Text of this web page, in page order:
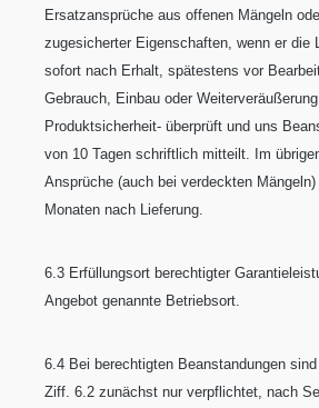
Ersatzansprüche aus offenen Mängeln
zugesicherter Eigenschaften, wenn er die
sofort nach Erhalt, spätestens vor
Gebrauch, Einbau oder
Produktsicherheit- überprüft und uns
von 10 Tagen schriftlich mitteilt. Im
Ansprüche (auch bei verdeckten
Monaten nach Lieferung.
6.3 Erfüllungsort berechtigter
Angebot genannte Betriebsort.
6.4 Bei berechtigten Beanstandungen
Ziff. 6.2 zunächst nur verpflichtet, nach